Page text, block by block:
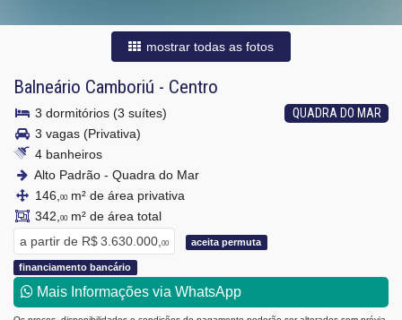
mostrar todas as fotos
Balneário Camboriú - Centro
QUADRA DO MAR
3 dormitórios (3 suítes)
3 vagas (Privativa)
4 banheiros
Alto Padrão - Quadra do Mar
146, 00m² de área privativa
342, 00m² de área total
a partir de R$ 3.630.000, 00 aceita permuta
financiamento bancário
Mais Informações via WhatsApp